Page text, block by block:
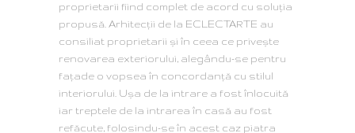
proprietarii fiind complet de acord cu soluţia
propusă. Arhitecţii de la ECLECTARTE au
consiliat proprietarii şi în ceea ce priveşte
renovarea exteriorului, alegându-se pentru
faţade o vopsea în concordanţă cu stilul
interiorului. Uşa de la intrare a fost înlocuită
iar treptele de la intrarea în casă au fost
refăcute, folosindu-se în acest caz piatra